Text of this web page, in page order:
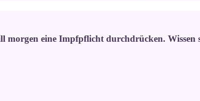
eine Impfpflicht durchdrücken. Wissen